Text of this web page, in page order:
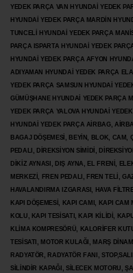
YEDEK PARÇA VAN HYUNDAİ YEDEK
HYUNDAİ YEDEK PARÇA MARDİN
TUNCELİ HYUNDAİ YEDEK PARÇA
PARÇA ISPARTA HYUNDAİ YEDEK
HYUNDAİ YEDEK PARÇA AFYON
ADIYAMAN HYUNDAİ YEDEK PARÇA
YEDEK PARÇA SAMSUN HYUNDAİ
GÜMÜŞHANE HYUNDAİ YEDEK PARÇA
YEDEK PARÇA YALOVA HYUNDAİ
HYUNDAİ YEDEK PARÇA AİRBAG,
BAGAJ DÖŞEMESİ, BEYİN, BLOK, CAM,
PEDALI, DİREKSİYON SİMİDİ,
DİKİZ AYNASI, DIŞ AYNA, EL FRENİ,
MERKEZİ, FREN PEDALI, FREN TELİ,
HAVALANDIRMA IZGARASI, HAVA
KAPI DÖŞEMESİ, KAPI CAMI, KAPI
KOLU, KAPI TESİSATI, KAPI KİLİDİ,
KLİMA KOMPRESÖRÜ, KALORİFER
TESİSATI, MOTOR KULAĞI, MARŞ
RADYATÖR, RADYATÖR FANI,
SİLİNDİR KAPAĞI, SİLECEK MOTORU,